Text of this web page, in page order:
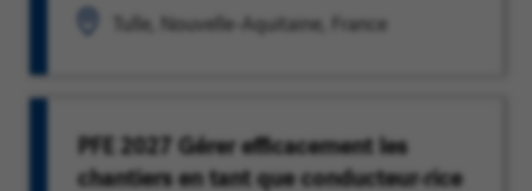
Tulle, Nouvelle-Aquitaine, France
PFE 2027 Gérer efficacement les
chantiers en tant que conducteur·rice